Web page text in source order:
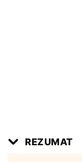
REZUMAT